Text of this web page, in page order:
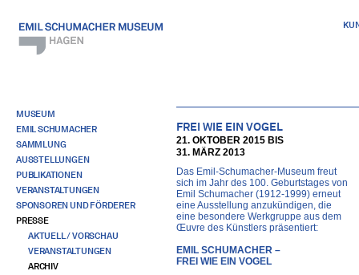
MUSEUM
EMIL SCHUMACHER
SAMMLUNG
AUSSTELLUNGEN
PUBLIKATIONEN
VERANSTALTUNGEN
SPONSOREN UND FÖRDERER
PRESSE
AKTUELL / VORSCHAU
VERANSTALTUNGEN
ARCHIV
FREI WIE EIN VOGEL
21. OKTOBER 2015 BIS
31. MÄRZ 2013
Das Emil-Schumacher-Museum freut
sich im Jahr des 100. Geburtstages von
Emil Schumacher (1912-1999) erneut
eine Ausstellung anzukündigen, die
eine besondere Werkgruppe aus dem
Œuvre des Künstlers präsentiert:
EMIL SCHUMACHER –
FREI WIE EIN VOGEL